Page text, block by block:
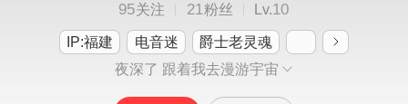
95关注 21粉丝 Lv.10
IP:福建 电音迷
爵士老灵魂
夜深了 跟着我去漫游宇宙